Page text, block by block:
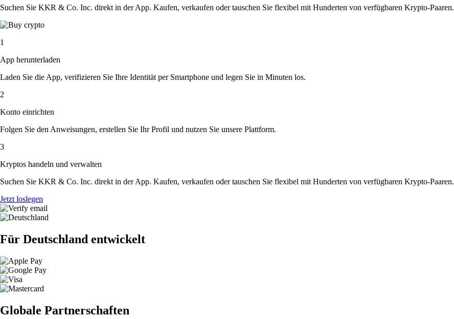
Suchen Sie KKR & Co. Inc. direkt in der App. Kaufen, verkaufen oder tauschen Sie flexibel mit Hunderten von verfügbaren Krypto-Paaren.
1
App herunterladen
Laden Sie die App, verifizieren Sie Ihre Identität per Smartphone und legen Sie in Minuten los.
2
Konto einrichten
Folgen Sie den Anweisungen, erstellen Sie Ihr Profil und nutzen Sie unsere Plattform.
3
Kryptos handeln und verwalten
Suchen Sie KKR & Co. Inc. direkt in der App. Kaufen, verkaufen oder tauschen Sie flexibel mit Hunderten von verfügbaren Krypto-Paaren.
Jetzt loslegen
Für Deutschland entwickelt
Globale Partnerschaften